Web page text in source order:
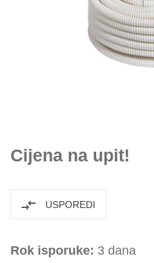
Cijena na upit!
USPOREDI
Rok isporuke: 3 dana